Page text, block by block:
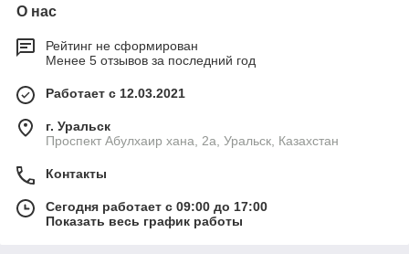
О нас
Рейтинг не сформирован
Менее 5 отзывов за последний год
Работает с 12.03.2021
г. Уральск
Проспект Абулхаир хана, 2а, Уральск, Казахстан
Контакты
Сегодня работает с 09:00 до 17:00
Показать весь график работы